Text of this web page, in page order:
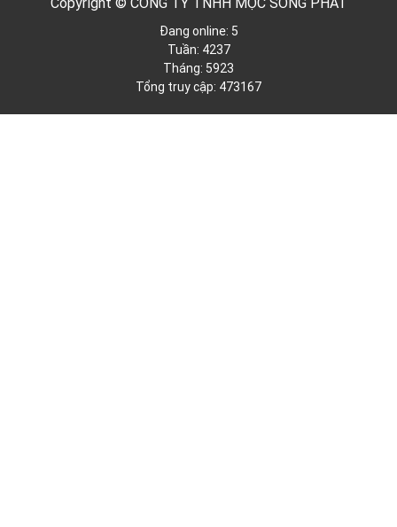
Đang online: 5
Tuần: 4237
Tháng: 5923
Tổng truy cập: 473167